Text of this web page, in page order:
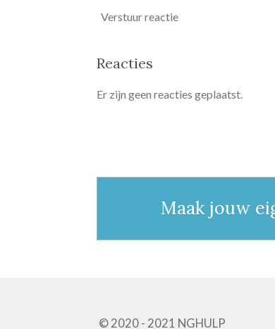
Verstuur reactie
Reacties
Er zijn geen reacties geplaatst.
Maak jouw
© 2020 - 2021